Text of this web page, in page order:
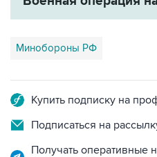
Минобороны РФ
Купить подписку на
Подписаться на
Получать оперативные